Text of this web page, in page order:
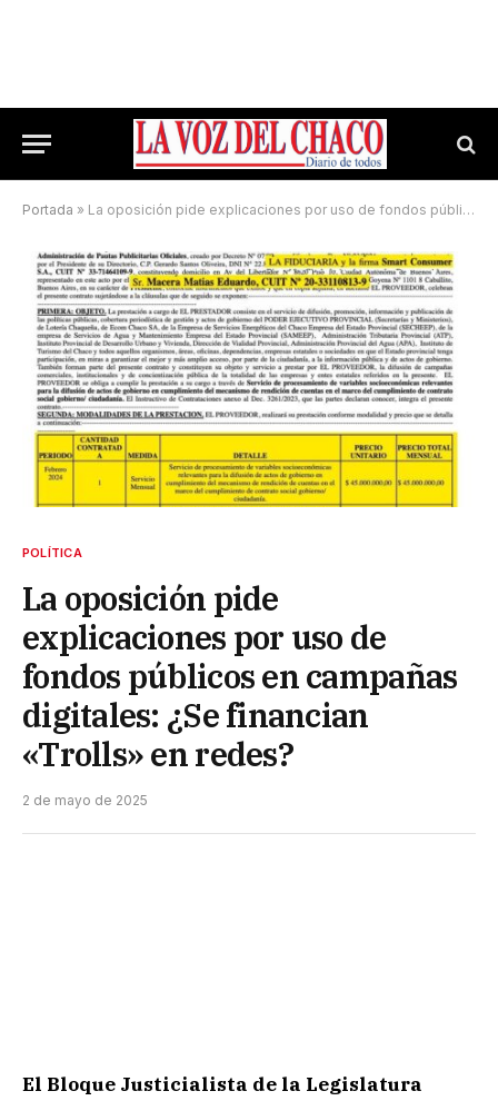
Portada » La oposición pide explicaciones por uso de fondos públicos en campañas digitales: ¿Se financian «Trolls» en redes?
POLÍTICA
La oposición pide
explicaciones por uso de
fondos públicos en campañas
digitales: ¿Se financian
«Trolls» en redes?
2 de mayo de 2025
El Bloque Justicialista de la Legislatura